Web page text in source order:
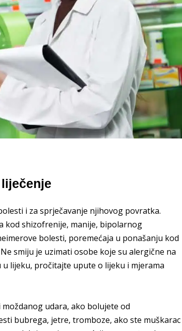
i za sprječavanje njihovog povratka.
kod shizofrenije, manije, bipolarnog
bolesti, poremećaja u ponašanju kod
smiju je uzimati osobe koje su alergične na
lijeku, pročitajte upute o lijeku i mjerama
udara, ako bolujete od
bubrega, jetre, tromboze, ako ste muškarac